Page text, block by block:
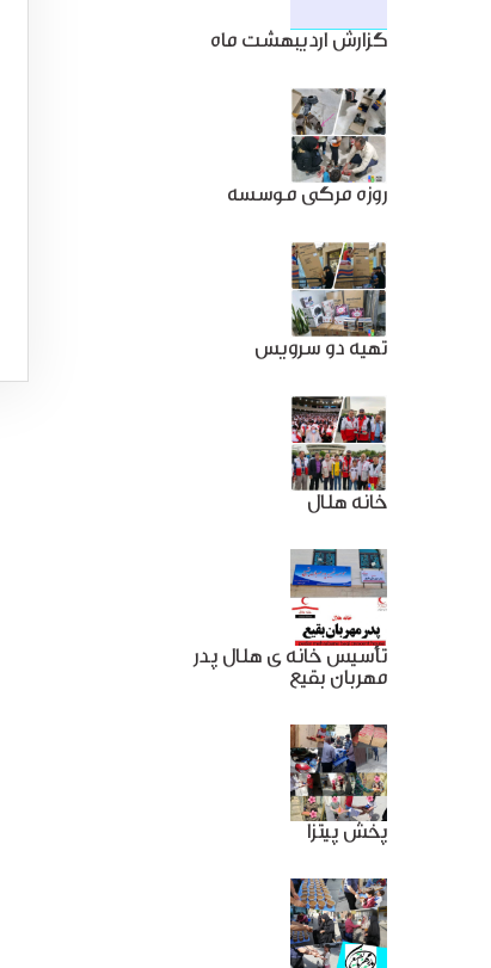
گزارش اردیبهشت ماه
روزه مرگی موسسه
تهیه دو سرویس
خانه هلال
تأسیس خانه ی هلال پدر
مهربان بقیع
پخش پیتزا